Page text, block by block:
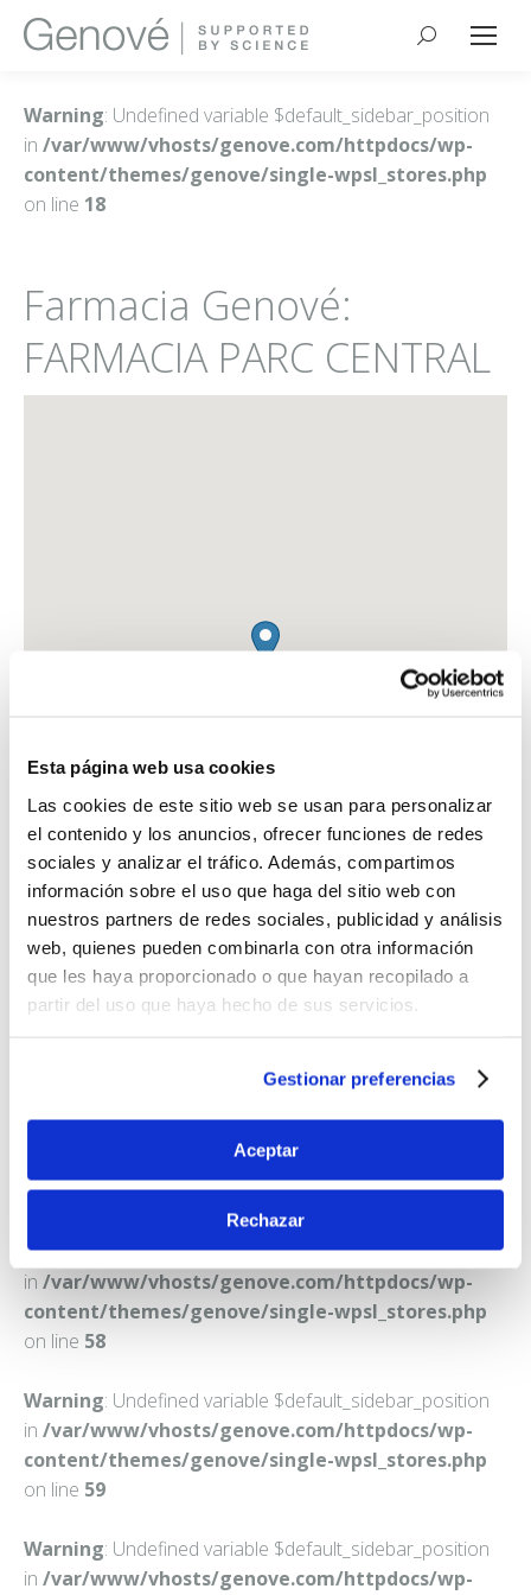
Esta página web usa cookies
Las cookies de este sitio web se usan para personalizar
el contenido y los anuncios, ofrecer funciones de redes
sociales y analizar el tráfico. Además, compartimos
información sobre el uso que haga del sitio web con
nuestros partners de redes sociales, publicidad y análisis
web, quienes pueden combinarla con otra información
que les haya proporcionado o que hayan recopilado a
partir del uso que haya hecho de sus servicios.
Gestionar preferencias
Aceptar
Rechazar
Buscar:
Warning: Undefined variable $default_sidebar_position
in /var/www/vhosts/genove.com/httpdocs/wp-
content/themes/genove/single-wpsl_stores.php
on line 18
Farmacia Genové:
FARMACIA PARC CENTRAL
FARMACIA PARC CENTRAL
AV. BARCELONA, 71 - 73
Warning: Undefined variable $default_sidebar_position
in /var/www/vhosts/genove.com/httpdocs/wp-
content/themes/genove/single-wpsl_stores.php
on line 58
Warning: Undefined variable $default_sidebar_position
in /var/www/vhosts/genove.com/httpdocs/wp-
content/themes/genove/single-wpsl_stores.php
on line 59
Warning: Undefined variable $default_sidebar_position
in /var/www/vhosts/genove.com/httpdocs/wp-